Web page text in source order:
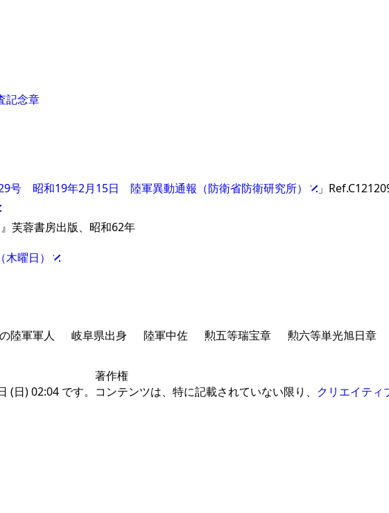
記念章
号 昭和19年2月15日 陸軍異動通報（防衛省防衛研究所）
」
芙蓉書房出版、昭和62年
曜日）
陸軍軍人 岐阜県出身 陸軍中佐 勲五等瑞宝章
勲六等単光旭日章
(日) 02:04 です。
著作権
コンテンツは、特に記載されていない限り、 クリエイティ